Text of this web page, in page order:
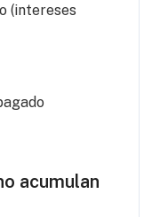
(intereses
acumulan